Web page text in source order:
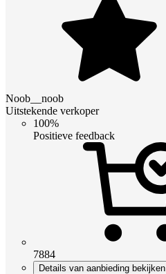
Noob__noob
Uitstekende verkoper
100%
Positieve feedback
7884
Details van aanbieding bekijken